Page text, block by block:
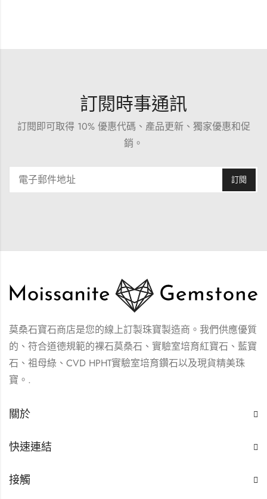
訂閱時事通訊
訂閱即可取得 10% 優惠代碼、產品更新、獨家優惠和促
銷。
莫桑石寶石商店是您的線上訂製珠寶製造商。我們供應優質
的、符合道德規範的裸石莫桑石、實驗室培育紅寶石、藍寶
石、祖母綠、CVD HPHT實驗室培育鑽石以及現貨精美珠
寶。.
關於
快速連結
接觸